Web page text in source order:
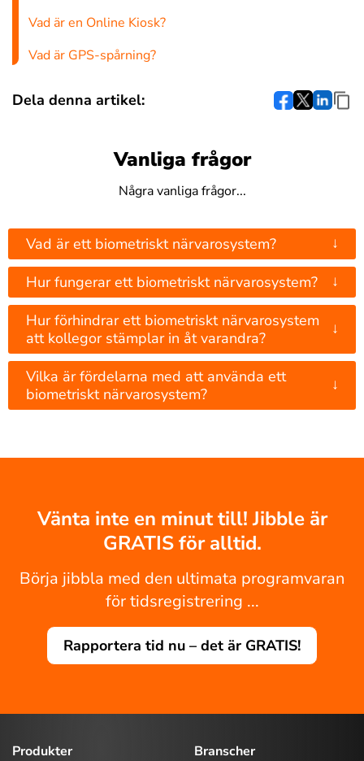
Vad är en Online Kiosk?
Vad är GPS-spårning?
Dela denna artikel:
Vanliga frågor
Några vanliga frågor...
Vad är ett biometriskt närvarosystem? ↓
Hur fungerar ett biometriskt närvarosystem? ↓
Hur förhindrar ett biometriskt närvarosystem
att kollegor stämplar in åt varandra?
↓
Vilka är fördelarna med att använda ett
biometriskt närvarosystem?
↓
Vänta inte en minut till! Jibble är
GRATIS för alltid.
Börja jibbla med den ultimata programvaran
för tidsregistrering ...
Rapportera tid nu – det är GRATIS!
Produkter
Branscher